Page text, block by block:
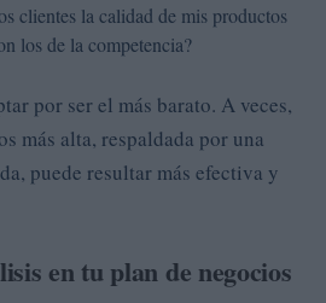
clientes la calidad de mis productos
los de la competencia?
por ser el más barato. A veces,
más alta, respaldada por una
puede resultar más efectiva y
en tu plan de negocios